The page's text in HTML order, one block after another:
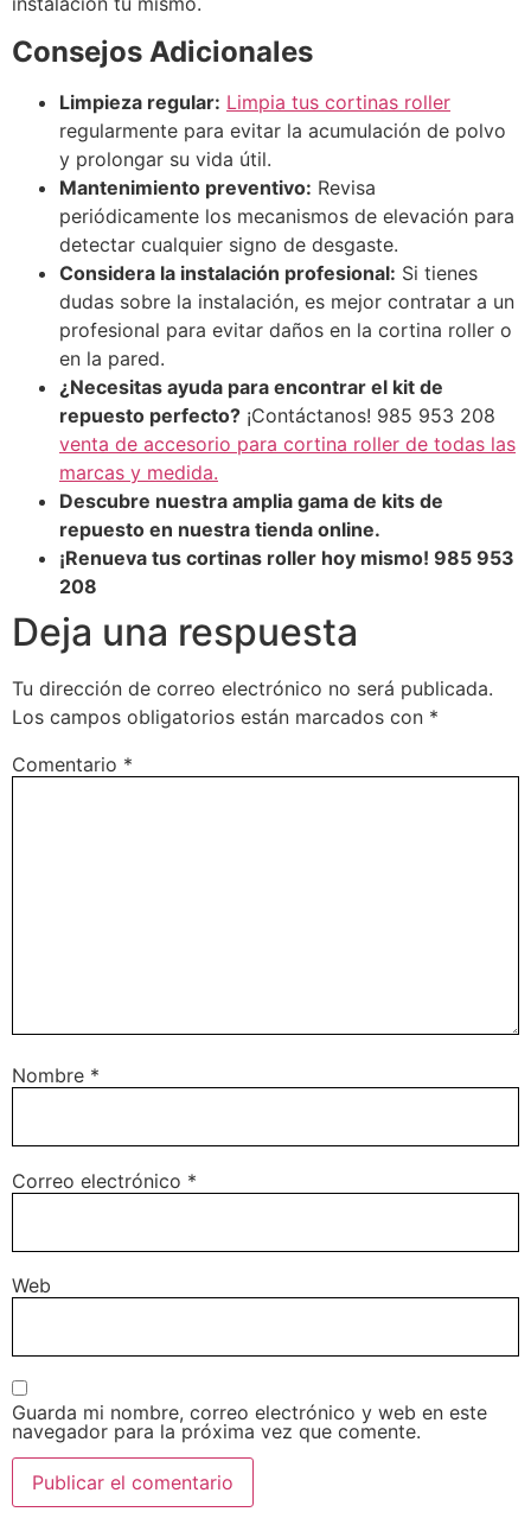
Consejos Adicionales
Limpieza regular: Limpia tus cortinas roller
regularmente para evitar la acumulación de polvo
y prolongar su vida útil.
Mantenimiento preventivo: Revisa
periódicamente los mecanismos de elevación para
detectar cualquier signo de desgaste.
Considera la instalación profesional: Si tienes
dudas sobre la instalación, es mejor contratar a un
profesional para evitar daños en la cortina roller o
en la pared.
¿Necesitas ayuda para encontrar el kit de
repuesto perfecto? ¡Contáctanos! 985 953 208
venta de accesorio para cortina roller de todas las
marcas y medida.
Descubre nuestra amplia gama de kits de
repuesto en nuestra tienda online.
¡Renueva tus cortinas roller hoy mismo! 985 953
208
Deja una respuesta
Tu dirección de correo electrónico no será publicada.
Los campos obligatorios están marcados con *
Comentario *
Nombre *
Correo electrónico *
Web
Guarda mi nombre, correo electrónico y web en este
navegador para la próxima vez que comente.